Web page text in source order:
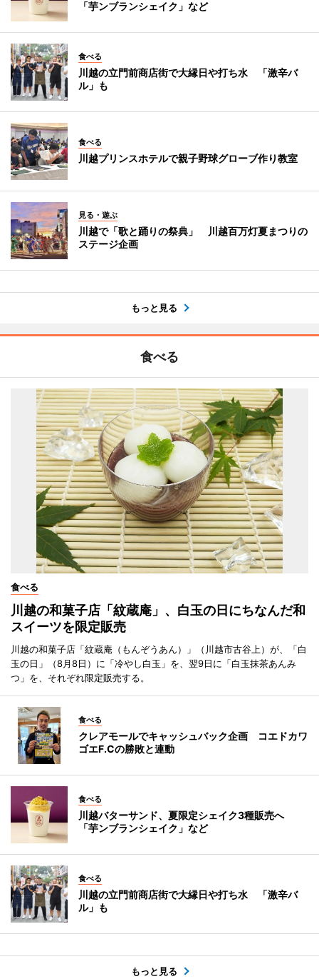
「芋ンブランシェイク」など
食べる
川越の立門前商店街で大縁日や打ち水 「激辛バ
ル」も
食べる
川越プリンスホテルで親子野球グローブ作り教室
見る・遊ぶ
川越で「歌と踊りの祭典」 川越百万灯夏まつりの
ステージ企画
もっと見る
食べる
食べる
川越の和菓子店「紋蔵庵」、白玉の日にちなんだ和
スイーツを限定販売
川越の和菓子店「紋蔵庵（もんぞうあん）」（川越市古谷上）が、「白
玉の日」（8月8日）に「冷やし白玉」を、翌9日に「白玉抹茶あんみ
つ」を、それぞれ限定販売する。
食べる
クレアモールでキャッシュバック企画 コエドカワ
ゴエF.Cの勝敗と連動
食べる
川越バターサンド、夏限定シェイク3種販売へ
「芋ンブランシェイク」など
食べる
川越の立門前商店街で大縁日や打ち水 「激辛バ
ル」も
もっと見る